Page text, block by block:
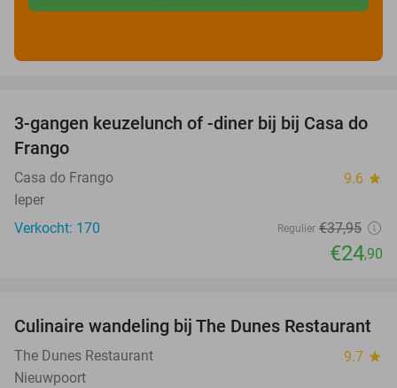
34%
3-gangen keuzelunch of -diner bij bij Casa do
Frango
Casa do Frango 9.6 star
Ieper
Verkocht: 170
Regulier €37,95
€24,90
28%
Culinaire wandeling bij The Dunes Restaurant
The Dunes Restaurant 9.7 star
Nieuwpoort